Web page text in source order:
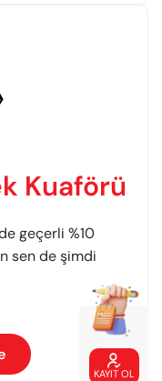

KAYIT OL
Kuaförü
geçerli %10
sen de şimdi